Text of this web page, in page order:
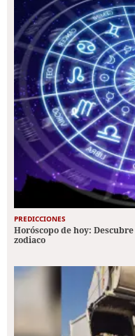
PREDICCIONES
Horóscopo de hoy:
zodiaco